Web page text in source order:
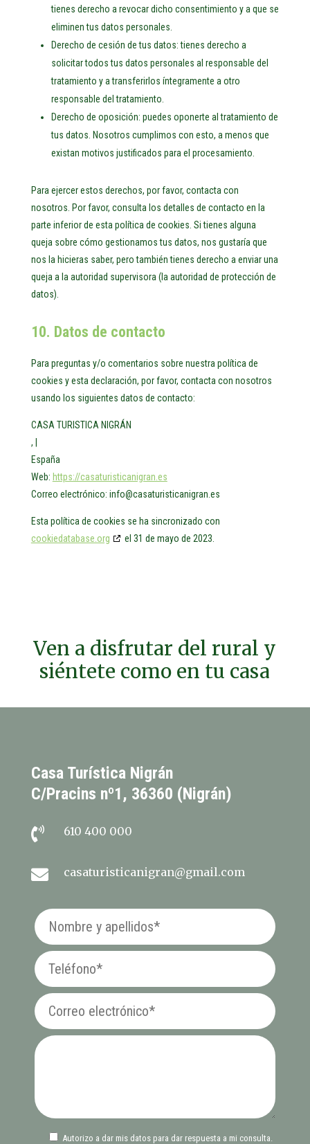
tienes derecho a revocar dicho consentimiento y a que se
eliminen tus datos personales.
Derecho de cesión de tus datos: tienes derecho a
solicitar todos tus datos personales al responsable del
tratamiento y a transferirlos íntegramente a otro
responsable del tratamiento.
Derecho de oposición: puedes oponerte al tratamiento de
tus datos. Nosotros cumplimos con esto, a menos que
existan motivos justificados para el procesamiento.
Para ejercer estos derechos, por favor, contacta con
nosotros. Por favor, consulta los detalles de contacto en la
parte inferior de esta política de cookies. Si tienes alguna
queja sobre cómo gestionamos tus datos, nos gustaría que
nos la hicieras saber, pero también tienes derecho a enviar una
queja a la autoridad supervisora (la autoridad de protección de
datos).
10. Datos de contacto
Para preguntas y/o comentarios sobre nuestra política de
cookies y esta declaración, por favor, contacta con nosotros
usando los siguientes datos de contacto:
CASA TURISTICA NIGRÁN
, |
España
Web: https://casaturisticanigran.es
Correo electrónico: se.narginacitsirutasac@ofni
Esta política de cookies se ha sincronizado con
cookiedatabase.org
el 31 de mayo de 2023.
Ven a disfrutar del rural y
siéntete como en tu casa
Casa Turística Nigrán
C/Pracins nº1, 36360 (Nigrán)
 610 400 000
 casaturisticanigran@gmail.com
Autorizo a dar mis datos para dar respuesta a mi consulta.